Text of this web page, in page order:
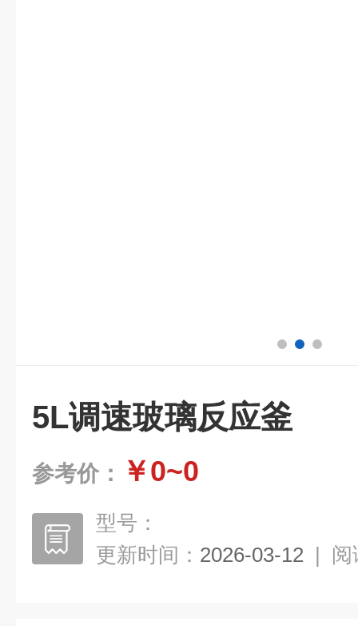
5L调速玻璃反应釜
参考价： ￥0~0
型号：
更新时间： 2026-03-12 | 阅